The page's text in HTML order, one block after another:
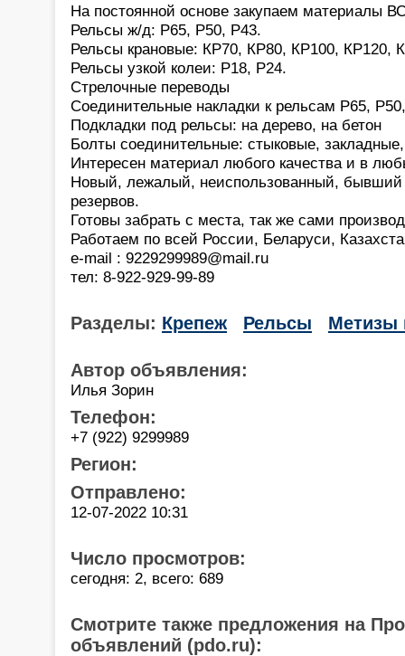
На постоянной основе закупаем материалы
Рельсы ж/д: Р65, Р50, Р43.
Рельсы крановые: КР70, КР80, КР100, КР120,
Рельсы узкой колеи: Р18, Р24.
Стрелочные переводы
Соединительные накладки к рельсам Р65,
Подкладки под рельсы: на дерево, на бетон
Болты соединительные: стыковые,
Интересен материал любого качества и в
Новый, лежалый, неиспользованный, бывший
резервов.
Готовы забрать с места, так же сами
Работаем по всей России, Беларуси,
e-mail : 9229299989@mail.ru
тел: 8-922-929-99-89
Разделы: Крепеж Рельсы Метизы
Автор объявления:
Илья Зорин
Телефон:
+7 (922) 9299989
Регион:
Отправлено:
12-07-2022 10:31
Число просмотров:
сегодня: 2, всего: 689
Смотрите также предложения на
объявлений (pdo.ru):